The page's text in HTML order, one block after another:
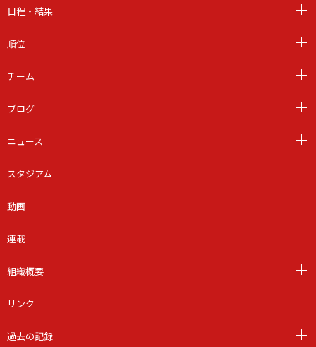
日程・結果
順位
チーム
ブログ
ニュース
スタジアム
動画
連載
組織概要
リンク
過去の記録